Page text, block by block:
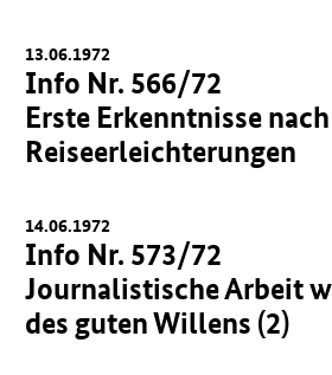
13.06.1972
Info Nr. 566/72
Erste Erkenntnisse nach
Reiseerleichterungen
14.06.1972
Info Nr. 573/72
Journalistische Arbeit
des guten Willens (2)